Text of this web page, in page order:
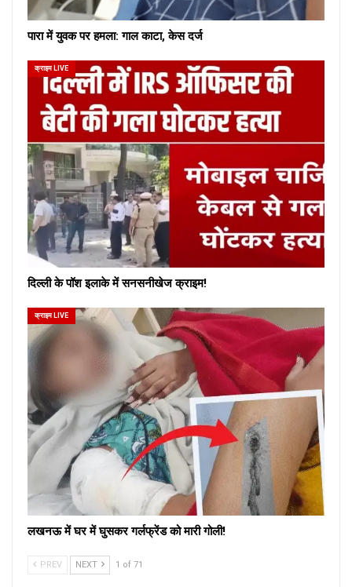
पारा में युवक पर हमला: गाल काटा, केस दर्ज
क्राइम LIVE
दिल्ली के पॉश इलाके में सनसनीखेज क्राइम!
क्राइम LIVE
लखनऊ में घर में घुसकर गर्लफ्रेंड को मारी गोली!
PREV NEXT 1 of 71